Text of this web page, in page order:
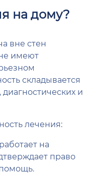
на дому?
вне стен
имеют
складывается
и
лечения:
на
право